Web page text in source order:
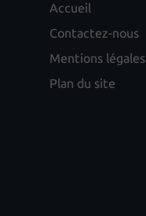
Accueil
Contactez-nous
Mentions légales
Plan du site